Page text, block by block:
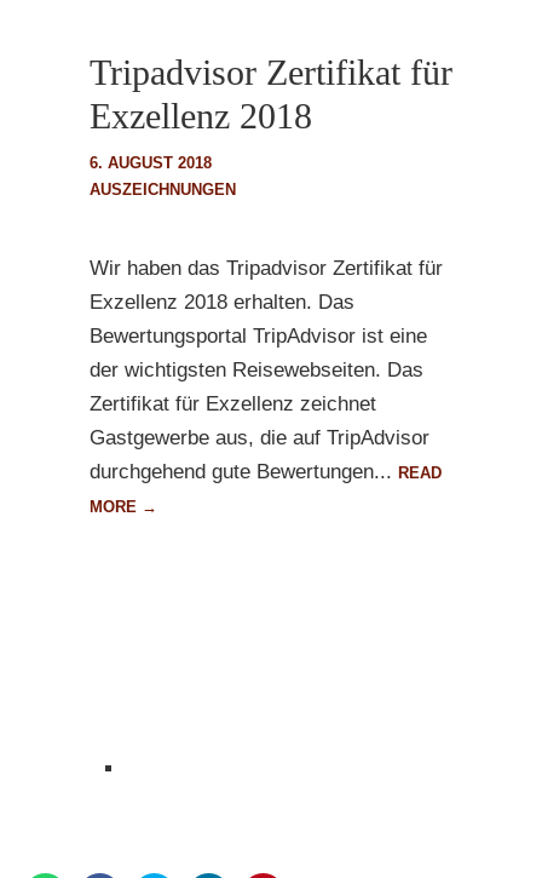
Tripadvisor Zertifikat für
Exzellenz 2018
6. AUGUST 2018
AUSZEICHNUNGEN
Wir haben das Tripadvisor Zertifikat für
Exzellenz 2018 erhalten. Das
Bewertungsportal TripAdvisor ist eine
der wichtigsten Reisewebseiten. Das
Zertifikat für Exzellenz zeichnet
Gastgewerbe aus, die auf TripAdvisor
durchgehend gute Bewertungen... READ
MORE →